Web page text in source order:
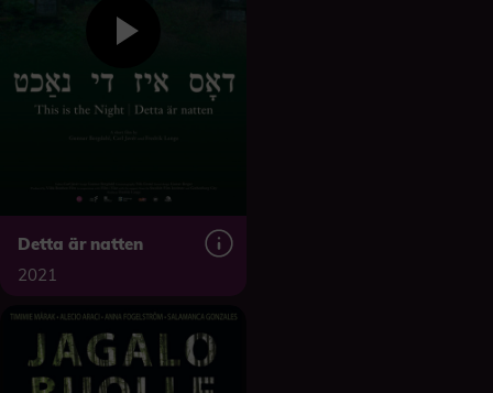
Detta är natten
2021